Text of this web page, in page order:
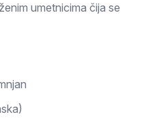
umetnicima čija se